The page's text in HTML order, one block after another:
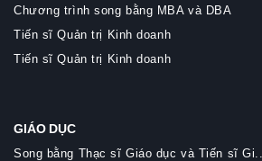
Chương trình song bằng MBA và DBA
Tiến sĩ Quản trị Kinh doanh
Tiến sĩ Quản trị Kinh doanh
GIÁO DỤC
Song bằng Thạc sĩ Giáo dục và Tiến sĩ Gi...